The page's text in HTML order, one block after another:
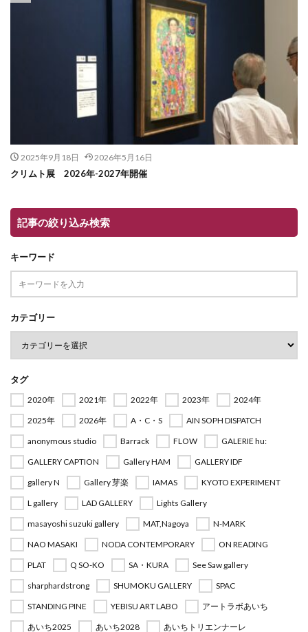
2025年9月18日 2026年5月16日
クリムト展 2026年-2027年開催
記事の絞り込み検索
キーワード
カテゴリー
タグ
2020年 2021年 2022年 2023年
2024年
2025年
2026年 A・C・S
AIN SOPH DISPATCH
anonymous studio
Barrack FLOW
GALERIE hu:
GALLERY CAPTION
Gallery HAM
GALLERY IDF
gallery N
Gallery 芽楽 IAMAS
KYOTO EXPERIMENT
L gallery
LAD GALLERY
Lights Gallery
masayoshi suzuki gallery
MAT,Nagoya
N-MARK
NAO MASAKI
NODA CONTEMPORARY
ON READING
PLAT
Q SO-KO SA・KURA
See Saw gallery
sharphardstrong
SHUMOKU GALLERY
SPAC
STANDING PINE
YEBISU ART LABO
アートラボあいち
あいち2025
あいち2028
あいちトリエンナーレ